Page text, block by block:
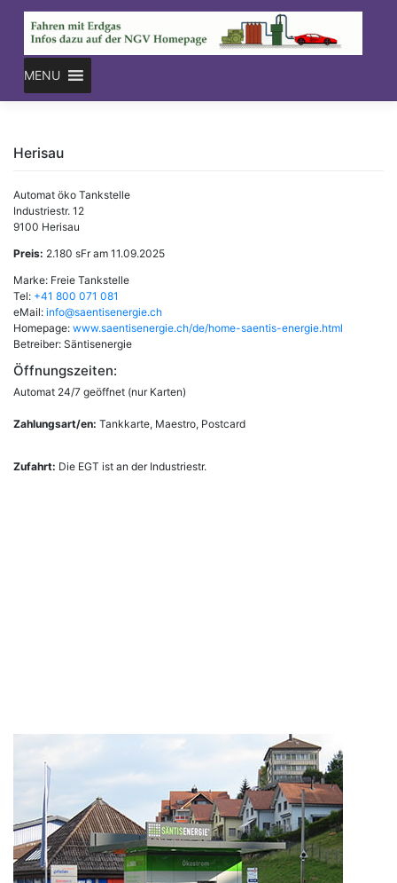
content
MENU
Herisau
Automat öko Tankstelle
Industriestr. 12
9100 Herisau
Preis: 2.180 sFr am 11.09.2025
Marke: Freie Tankstelle
Tel: +41 800 071 081
eMail: info@saentisenergie.ch
Homepage: www.saentisenergie.ch/de/home-saentis-energie.html
Betreiber: Säntisenergie
Öffnungszeiten:
Automat 24/7 geöffnet (nur Karten)
Zahlungsart/en: Tankkarte, Maestro, Postcard
Zufahrt: Die EGT ist an der Industriestr.